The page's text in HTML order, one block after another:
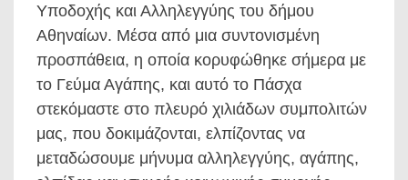
Υποδοχής και Αλληλεγγύης του δήμου
Αθηναίων. Μέσα από μια συντονισμένη
προσπάθεια, η οποία κορυφώθηκε σήμερα με
το Γεύμα Αγάπης, και αυτό το Πάσχα
στεκόμαστε στο πλευρό χιλιάδων συμπολιτών
μας, που δοκιμάζονται, ελπίζοντας να
μεταδώσουμε μήνυμα αλληλεγγύης, αγάπης,